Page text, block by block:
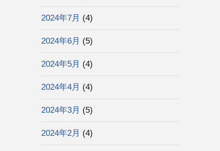
2024年7月 (4)
2024年6月 (5)
2024年5月 (4)
2024年4月 (4)
2024年3月 (5)
2024年2月 (4)